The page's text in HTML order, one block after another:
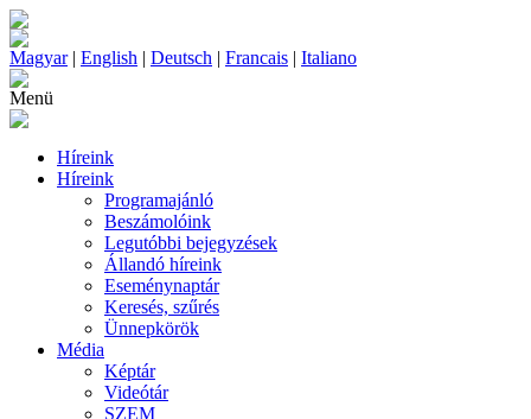
Magyar| English | Deutsch | Francais | Italiano
Menü
Híreink
Híreink
Programajánló
Beszámolóink
Legutóbbi bejegyzések
Állandó híreink
Eseménynaptár
Keresés, szűrés
Ünnepkörök
Média
Képtár
Videótár
SZEM